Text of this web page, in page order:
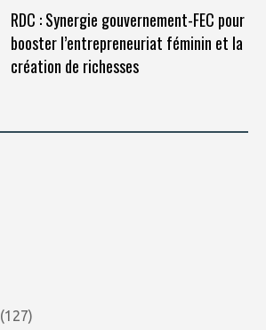
RDC : Synergie gouvernement-FEC pour
booster l’entrepreneuriat féminin et la
création de richesses
(127)